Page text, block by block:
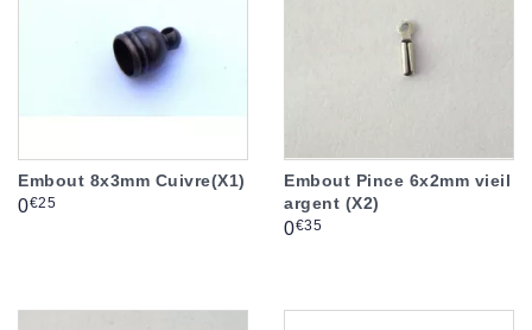
Embout 8x3mm Cuivre(X1)
Prix
0€25
Embout Pince 6x2mm vieil
argent (X2)
Prix
0€35